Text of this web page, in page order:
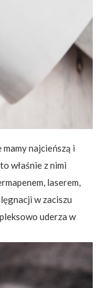
najcieńszą i
właśnie z nimi
laserem,
w zaciszu
uderza w